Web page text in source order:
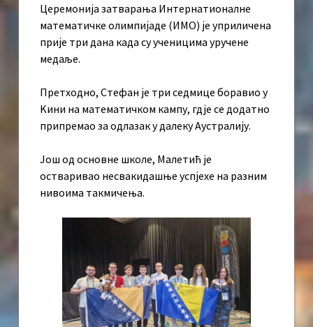
Церемонија затварања Интернатионалне
математичке олимпијаде (ИМО) је уприличена
прије три дана када су ученицима уручене
медаље.
Претходно, Стефан је три седмице боравио у
Kини на математичком кампу, гдје се додатно
припремао за одлазак у далеку Аустралију.
Још од основне школе, Малетић је
остваривао несвакидашње успјехе на разним
нивоима такмичења.